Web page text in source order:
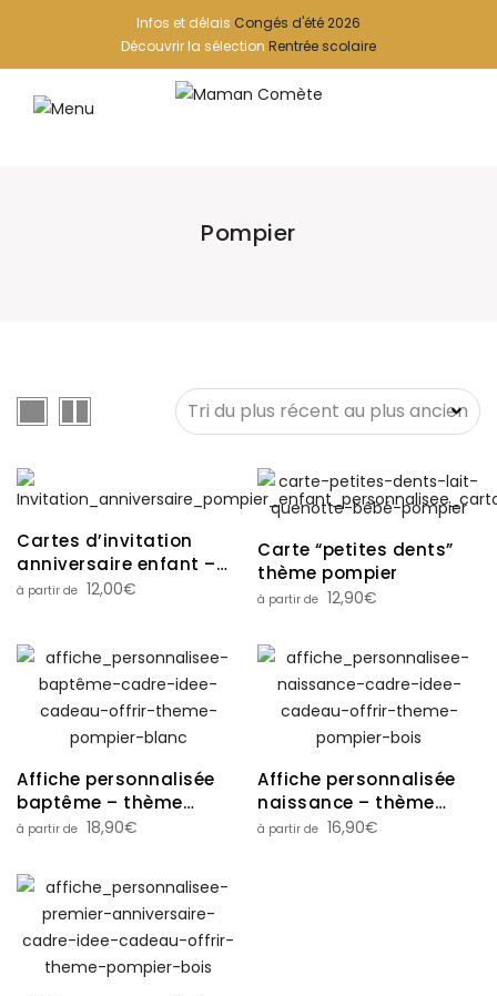
Infos et délais Congés d'été 2026
Découvrir la sélection Rentrée scolaire
Pompier
Cartes d’invitation
anniversaire enfant –
thème pompier
12,00€
Carte “petites dents”
thème pompier
12,90€
Affiche personnalisée
baptême – thème
pompier18,90€
Affiche personnalisée
naissance – thème
pompier16,90€